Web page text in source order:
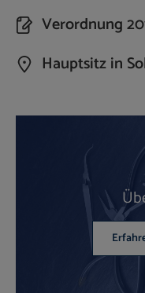
Verordnung
Hauptsitz in